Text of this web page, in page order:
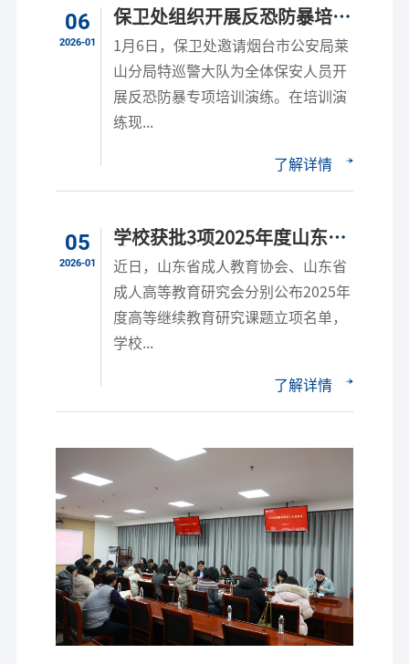
06
2026-01
保卫处组织开展反恐防暴培训
1月6日，保卫处邀请烟台市公安局莱
山分局特巡警大队为全体保安人员开
展反恐防暴专项培训演练。在培训演
练现...
了解详情
05
2026-01
学校获批3项2025年度山东省
成人高等教育研究课题
近日，山东省成人教育协会、山东省
成人高等教育研究会分别公布2025年
度高等继续教育研究课题立项名单，
学校...
了解详情